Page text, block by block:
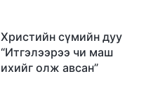
Христийн сүмийн дуу
“Итгэлээрээ чи маш
ихийг олж авсан”